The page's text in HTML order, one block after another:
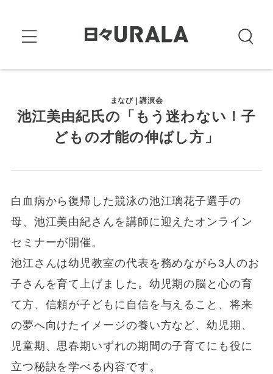
まなび | 講演会
池江美由紀氏の「もう迷わない！子
どもの才能の伸ばし方」
白血病から復帰した競泳の池江璃花子選手の
母、池江美由紀さんを講師に迎えたオンライン
セミナーが開催。
池江さんは幼児教室の代表を務めながら3人のお
子さんを育て上げました。幼児期の脳と心の育
て方、信頼が子どもに自信を与えること、将来
の夢へ向けたイメージの養い方など、幼児期、
児童期、思春期いずれの期間の子育てにも役に
立つ秘訣を学べる内容です。